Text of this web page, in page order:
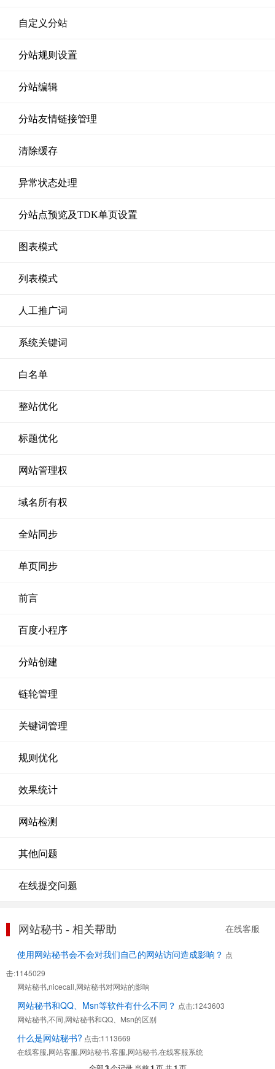
自定义分站
分站规则设置
分站编辑
分站友情链接管理
清除缓存
异常状态处理
分站点预览及TDK单页设置
图表模式
列表模式
人工推广词
系统关键词
白名单
整站优化
标题优化
网站管理权
域名所有权
全站同步
单页同步
前言
百度小程序
分站创建
链轮管理
关键词管理
规则优化
效果统计
网站检测
其他问题
在线提交问题
网站秘书 - 相关帮助 在线客服
使用网站秘书会不会对我们自己的网站访问造成影响？ 点
击:1145029
网站秘书,nicecall,网站秘书对网站的影响
网站秘书和QQ、Msn等软件有什么不同？ 点击:1243603
网站秘书,不同,网站秘书和QQ、Msn的区别
什么是网站秘书? 点击:1113669
在线客服,网站客服,网站秘书,客服,网站秘书,在线客服系统